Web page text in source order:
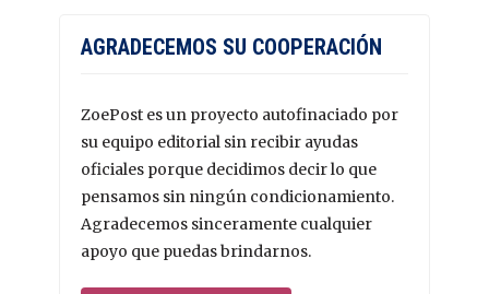
AGRADECEMOS SU COOPERACIÓN
ZoePost es un proyecto autofinaciado por
su equipo editorial sin recibir ayudas
oficiales porque decidimos decir lo que
pensamos sin ningún condicionamiento.
Agradecemos sinceramente cualquier
apoyo que puedas brindarnos.